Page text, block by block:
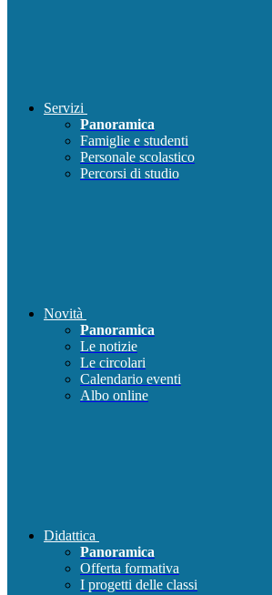
Servizi
Panoramica
Famiglie e studenti
Personale scolastico
Percorsi di studio
Novità
Panoramica
Le notizie
Le circolari
Calendario eventi
Albo online
Didattica
Panoramica
Offerta formativa
I progetti delle classi